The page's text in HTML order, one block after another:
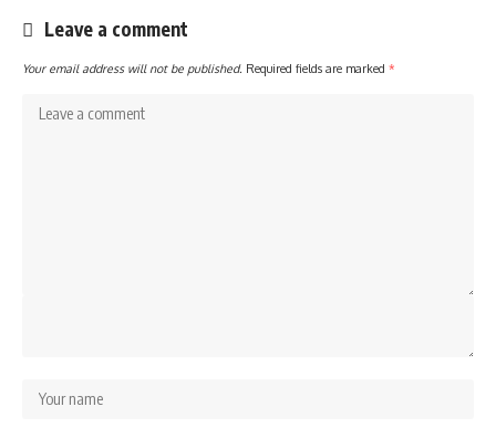
Leave a comment
Your email address will not be published. Required fields are marked *